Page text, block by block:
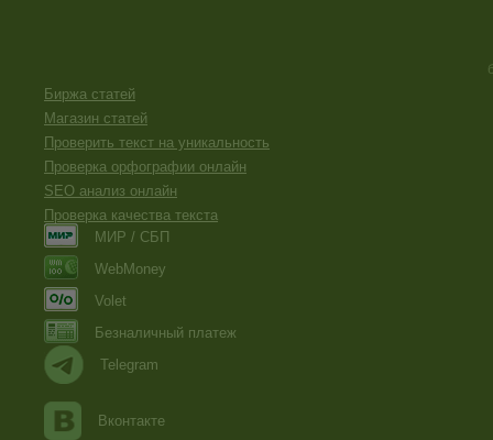
Биржа статей
Магазин статей
Проверить текст на уникальность
Проверка орфографии онлайн
SEO анализ онлайн
Проверка качества текста
МИР / СБП
WebMoney
Volet
Безналичный платеж
Telegram
Вконтакте